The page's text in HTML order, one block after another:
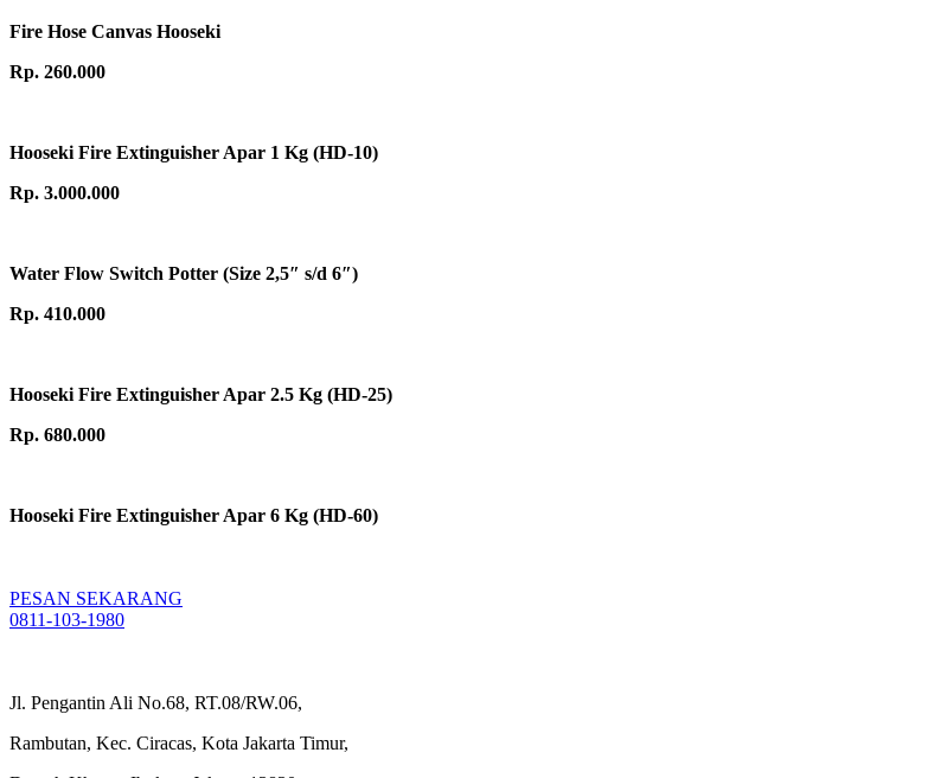
Fire Hose Canvas Hooseki
Rp. 260.000
Hooseki Fire Extinguisher Apar 1 Kg (HD-10)
Rp. 3.000.000
Water Flow Switch Potter (Size 2,5″ s/d 6″)
Rp. 410.000
Hooseki Fire Extinguisher Apar 2.5 Kg (HD-25)
Rp. 680.000
Hooseki Fire Extinguisher Apar 6 Kg (HD-60)
PESAN SEKARANG
0811-103-1980
Jl. Pengantin Ali No.68, RT.08/RW.06,
Rambutan, Kec. Ciracas, Kota Jakarta Timur,